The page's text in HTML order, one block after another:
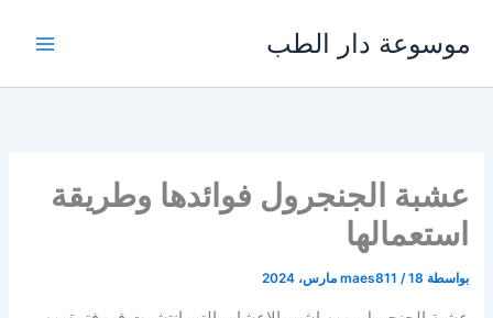
المحتوى
موسوعة دار الطب
عشبة الجنجرول فوائدها وطريقة
استعمالها
بواسطة maes811 /18 مارس، 2024